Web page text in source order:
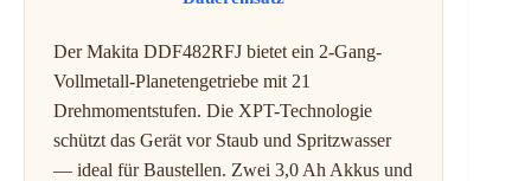
Der Makita DDF482RFJ bietet ein 2-Gang-
Vollmetall-Planetengetriebe mit 21
Drehmomentstufen. Die XPT-Technologie
schützt das Gerät vor Staub und Spritzwasser
— ideal für Baustellen. Zwei 3,0 Ah Akkus und